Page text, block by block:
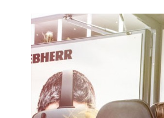
Mehr über die Firmengruppe